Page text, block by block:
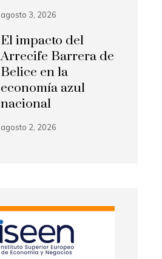
agosto 3, 2026
El impacto del
Arrecife Barrera de
Belice en la
economía azul
nacional
agosto 2, 2026